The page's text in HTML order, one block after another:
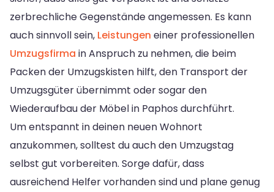
zerbrechliche Gegenstände angemessen. Es kann
auch sinnvoll sein, Leistungen einer professionellen
Umzugsfirma in Anspruch zu nehmen, die beim
Packen der Umzugskisten hilft, den Transport der
Umzugsgüter übernimmt oder sogar den
Wiederaufbau der Möbel in Paphos durchführt.
Um entspannt in deinen neuen Wohnort
anzukommen, solltest du auch den Umzugstag
selbst gut vorbereiten. Sorge dafür, dass
ausreichend Helfer vorhanden sind und plane genug